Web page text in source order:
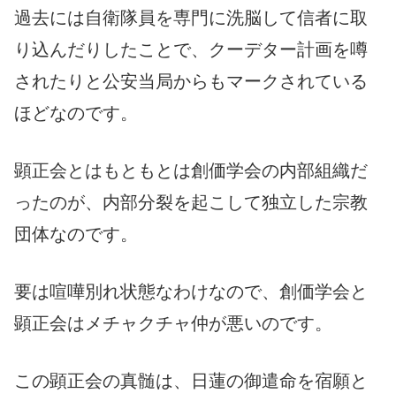
過去には自衛隊員を専門に洗脳して信者に取
り込んだりしたことで、クーデター計画を噂
されたりと公安当局からもマークされている
ほどなのです。
顕正会とはもともとは創価学会の内部組織だ
ったのが、内部分裂を起こして独立した宗教
団体なのです。
要は喧嘩別れ状態なわけなので、創価学会と
顕正会はメチャクチャ仲が悪いのです。
この顕正会の真髄は、日蓮の御遣命を宿願と